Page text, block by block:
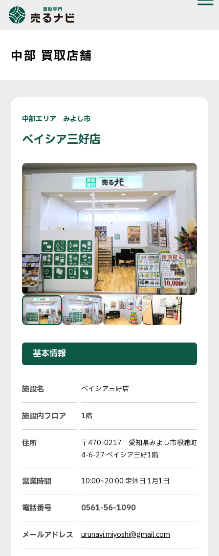
中部 買取店舗
中部エリア みよし市
ベイシア三好店
基本情報
施設名 ベイシア三好店
施設内フロア 1階
住所
〒470-0217 愛知県みよし市根浦町
4-6-27 ベイシア三好1階
営業時間 10:00~20:00 定休日 1月1日
電話番号 0561-56-1090
メールアドレス urunavi.miyoshi@gmail.com